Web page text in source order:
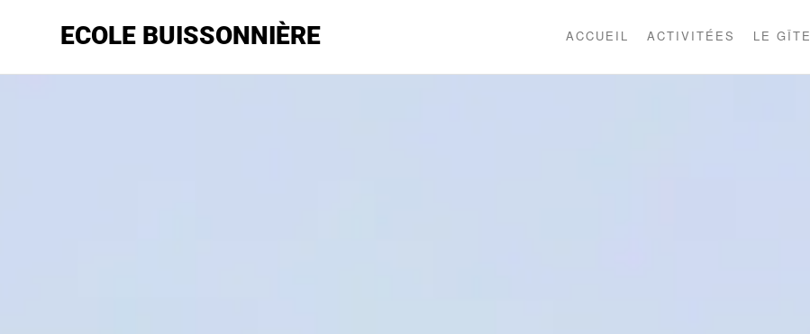
ECOLE BUISSONNIÈRE ACCUEIL ACTIVITÉES LE GÎTE